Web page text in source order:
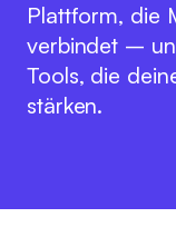
Plattform, die
verbindet –
Tools, die
stärken.